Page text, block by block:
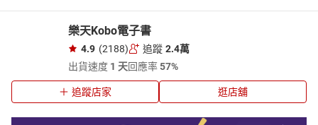
樂天Kobo電子書
4.9 (2188) 追蹤 2.4萬
出貨速度 1 天回應率57%
追蹤店家 逛店舖